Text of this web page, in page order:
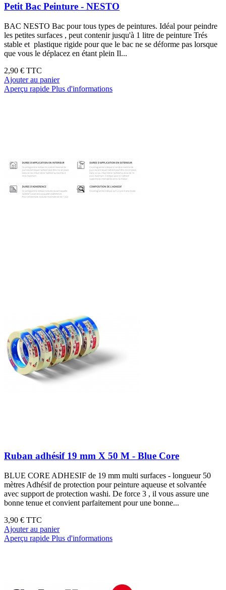
Petit Bac Peinture - NESTO
BAC NESTO Bac pour tous types de peintures. Idéal pour peindre
les petites surfaces , peut contenir jusqu'à 1 litre de peinture Trés
stable et plastique rigide pour que le bac ne se déforme pas lorsque
que vous le déplacez en étant plein Il...
2,90 € TTC
Ajouter au panier
Aperçu rapide Plus d'informations
Ruban adhésif 19 mm X 50 M - Blue Core
BLUE CORE ADHESIF de 19 mm multi surfaces - longueur 50
mètres Adhésif de protection pour peinture aqueuse et solvantée
avec support de protection washi. De force 3 , il vous assure une
bonne tenue et convient parfaitement pour une bonne...
3,90 € TTC
Ajouter au panier
Aperçu rapide Plus d'informations